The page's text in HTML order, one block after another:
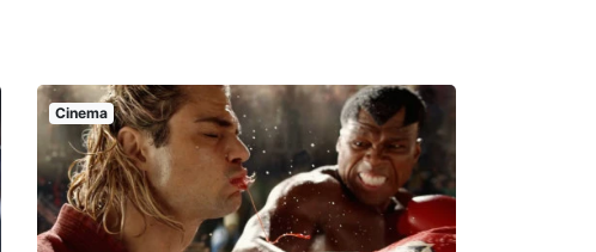
Cinema